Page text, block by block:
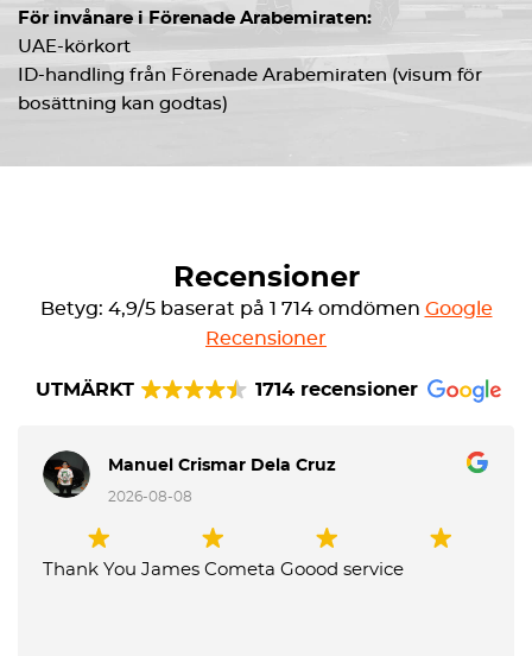
För invånare i Förenade Arabemiraten:
UAE-körkort
ID-handling från Förenade Arabemiraten (visum för
bosättning kan godtas)
Recensioner
Betyg: 4,9/5 baserat på 1 714 omdömen Google
Recensioner
UTMÄRKT 1714 recensioner
Manuel Crismar Dela Cruz
2026-08-08
Thank You James Cometa Goood service